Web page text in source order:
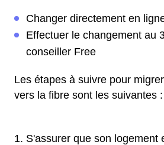
Changer directement en
Effectuer le changement au
conseiller Free
Les étapes à suivre pour
vers la fibre sont les suivantes :
S'assurer que son logement